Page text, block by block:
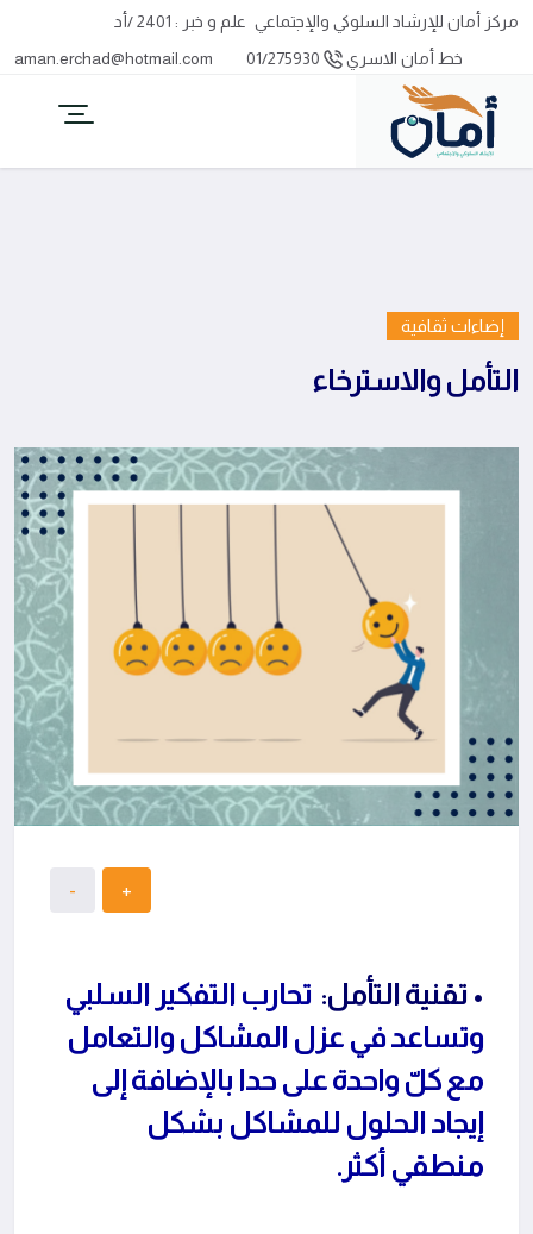
مركز أمان للإرشاد السلوكي والإجتماعي علم و خبر : 2401 /أد
خط أمان الاسري
01/275930
aman.erchad@hotmail.com
إضاءات ثقافية
التأمل والاسترخاء
• تقنية التأمل: تحارب التفكير السلبي
وتساعد في عزل المشاكل والتعامل
مع كلّ واحدة على حدا بالإضافة إلى
إيجاد الحلول للمشاكل بشكل
منطقي أكثر.